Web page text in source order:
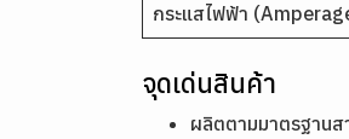
กระแสไฟฟ้า
จุดเด่นสินค้า
ผลิตตามมาตรฐาน